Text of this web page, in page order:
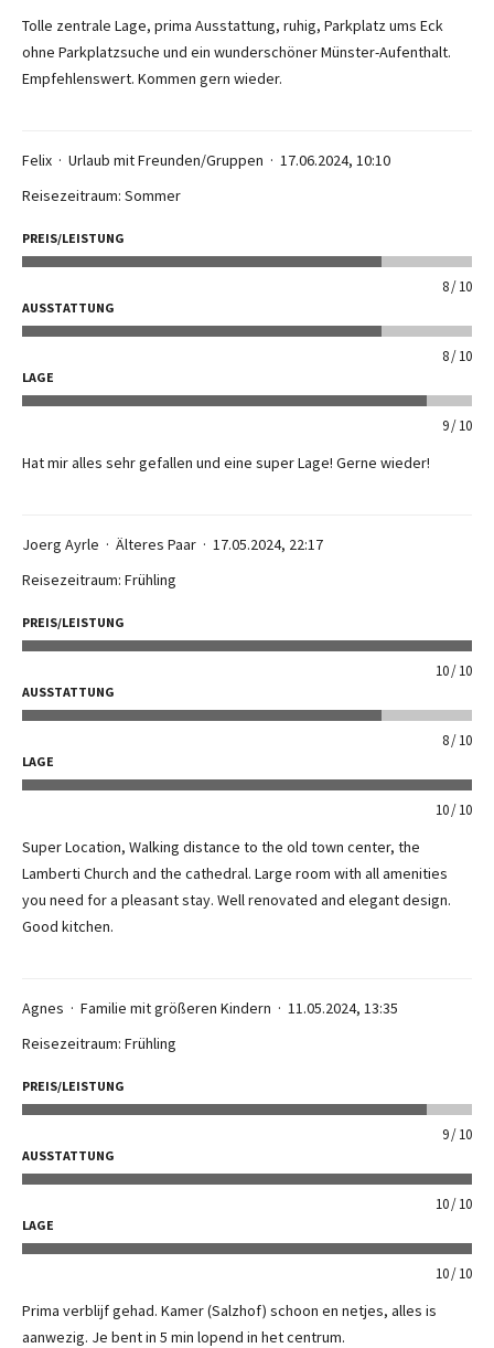
Tolle zentrale Lage, prima Ausstattung, ruhig, Parkplatz ums Eck
ohne Parkplatzsuche und ein wunderschöner Münster-Aufenthalt.
Empfehlenswert. Kommen gern wieder.
Felix Urlaub mit Freunden/Gruppen
17.06.2024, 10:10
Reisezeitraum: Sommer
PREIS/LEISTUNG
8 10
AUSSTATTUNG
8 10
LAGE
9 10
Hat mir alles sehr gefallen und eine super Lage! Gerne wieder!
Joerg Ayrle Älteres Paar
17.05.2024, 22:17
Reisezeitraum: Frühling
PREIS/LEISTUNG
10 10
AUSSTATTUNG
8 10
LAGE
10 10
Super Location, Walking distance to the old town center, the
Lamberti Church and the cathedral. Large room with all amenities
you need for a pleasant stay. Well renovated and elegant design.
Good kitchen.
Agnes Familie mit größeren Kindern
11.05.2024, 13:35
Reisezeitraum: Frühling
PREIS/LEISTUNG
9 10
AUSSTATTUNG
10 10
LAGE
10 10
Prima verblijf gehad. Kamer (Salzhof) schoon en netjes, alles is
aanwezig. Je bent in 5 min lopend in het centrum.